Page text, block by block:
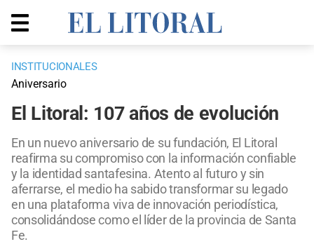
INSTITUCIONALES
Aniversario
El Litoral: 107 años de evolución
En un nuevo aniversario de su fundación, El Litoral
reafirma su compromiso con la información confiable
y la identidad santafesina. Atento al futuro y sin
aferrarse, el medio ha sabido transformar su legado
en una plataforma viva de innovación periodística,
consolidándose como el líder de la provincia de Santa
Fe.